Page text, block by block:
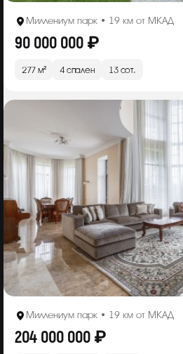
Миллениум парк • 19 км от МКАД
90 000 000 ₽
277 м² 4 спален 13 сот.
Миллениум парк • 19 км от МКАД
204 000 000 ₽